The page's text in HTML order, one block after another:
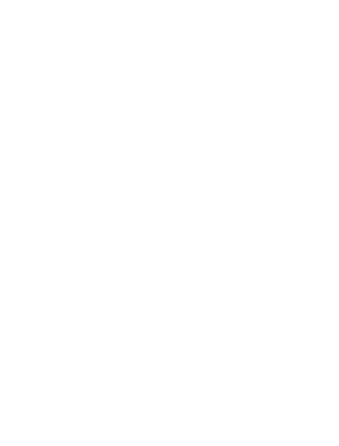
e spa
tradizioni di benessere locali con una
alla sauna e al centro estetico
rigenerante.